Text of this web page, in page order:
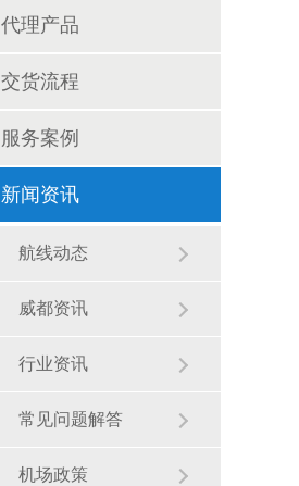
代理产品
交货流程
服务案例
新闻资讯
航线动态
威都资讯
行业资讯
常见问题解答
机场政策